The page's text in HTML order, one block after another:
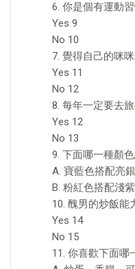
6. 你是個有運動習
Yes 9
No 10
7. 覺得自己的咪咪
Yes 11
No 12
8. 每年一定要去旅
Yes 12
No 13
9. 下面哪一種顏色
A. 寶藍色搭配亮銀
B. 粉紅色搭配淺紫
10. 醜男的炒飯能力
Yes 14
No 15
11. 你喜歡下面哪